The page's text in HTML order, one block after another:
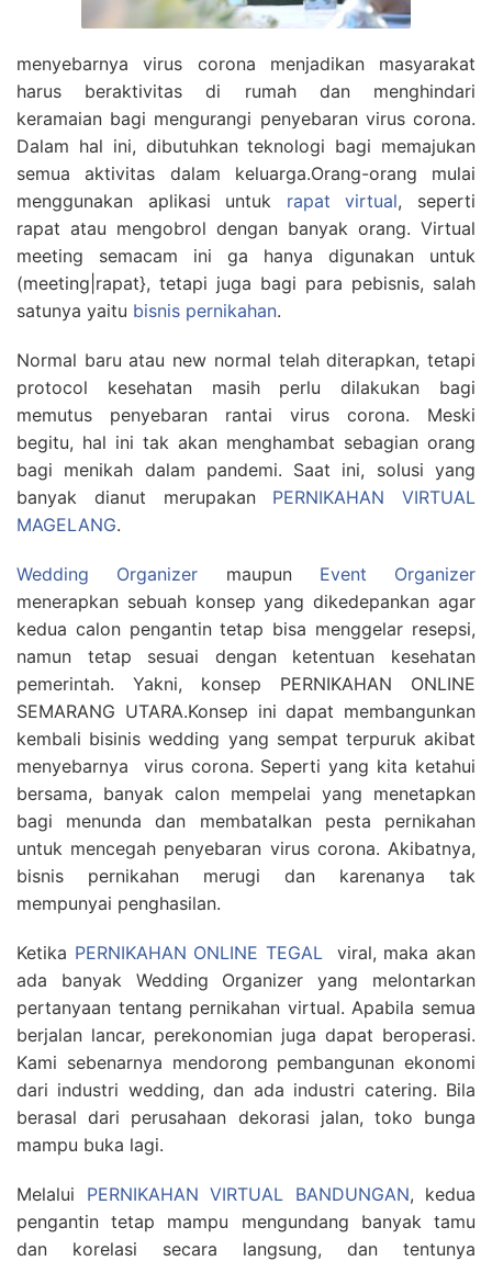
menyebarnya virus corona menjadikan masyarakat
harus beraktivitas di rumah dan menghindari
keramaian bagi mengurangi penyebaran virus corona.
Dalam hal ini, dibutuhkan teknologi bagi memajukan
semua aktivitas dalam keluarga.Orang-orang mulai
menggunakan aplikasi untuk rapat virtual, seperti
rapat atau mengobrol dengan banyak orang. Virtual
meeting semacam ini ga hanya digunakan untuk
(meeting|rapat}, tetapi juga bagi para pebisnis, salah
satunya yaitu bisnis pernikahan.
Normal baru atau new normal telah diterapkan, tetapi
protocol kesehatan masih perlu dilakukan bagi
memutus penyebaran rantai virus corona. Meski
begitu, hal ini tak akan menghambat sebagian orang
bagi menikah dalam pandemi. Saat ini, solusi yang
banyak dianut merupakan PERNIKAHAN VIRTUAL
MAGELANG.
Wedding Organizer maupun Event Organizer
menerapkan sebuah konsep yang dikedepankan agar
kedua calon pengantin tetap bisa menggelar resepsi,
namun tetap sesuai dengan ketentuan kesehatan
pemerintah. Yakni, konsep PERNIKAHAN ONLINE
SEMARANG UTARA.Konsep ini dapat membangunkan
kembali bisinis wedding yang sempat terpuruk akibat
menyebarnya virus corona. Seperti yang kita ketahui
bersama, banyak calon mempelai yang menetapkan
bagi menunda dan membatalkan pesta pernikahan
untuk mencegah penyebaran virus corona. Akibatnya,
bisnis pernikahan merugi dan karenanya tak
mempunyai penghasilan.
Ketika PERNIKAHAN ONLINE TEGAL viral, maka akan
ada banyak Wedding Organizer yang melontarkan
pertanyaan tentang pernikahan virtual. Apabila semua
berjalan lancar, perekonomian juga dapat beroperasi.
Kami sebenarnya mendorong pembangunan ekonomi
dari industri wedding, dan ada industri catering. Bila
berasal dari perusahaan dekorasi jalan, toko bunga
mampu buka lagi.
Melalui PERNIKAHAN VIRTUAL BANDUNGAN, kedua
pengantin tetap mampu mengundang banyak tamu
dan korelasi secara langsung, dan tentunya